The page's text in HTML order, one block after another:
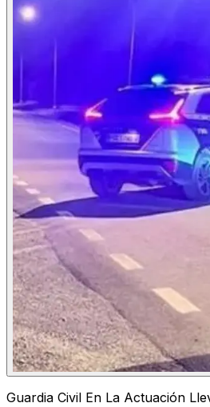
Guardia Civil En La Actuación